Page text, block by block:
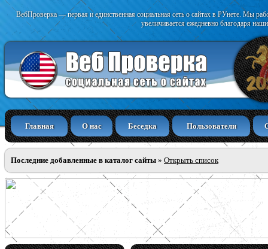
ВебПроверка — первая и единственная социальная сеть о сайтах в РУнете. Мы
увеличивается ежедневно благодаря
Главная О нас Беседка Пользователи
Последние добавленные в каталог сайты » Открыть список